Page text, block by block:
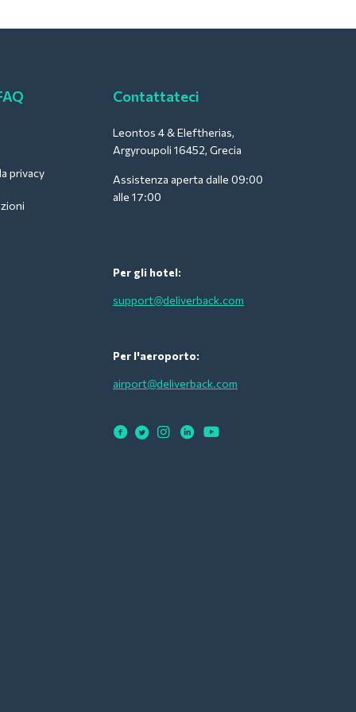
privacy
Contattateci
Leontos 4 & Eleftherias,
Argyroupoli 16452, Grecia
Assistenza aperta dalle 09:00
alle 17:00
Per gli hotel:
support@deliverback.com
Per l'aeroporto:
airport@deliverback.com